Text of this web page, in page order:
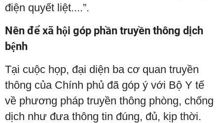
điện quyết liệt....”.
Nên để xã hội góp phần truyền thông dịch
bệnh
Tại cuộc họp, đại diện ba cơ quan truyền
thông của Chính phủ đã góp ý với Bộ Y tế
về phương pháp truyền thông phòng, chống
dịch như đưa thông tin đúng, đủ, kịp thời.